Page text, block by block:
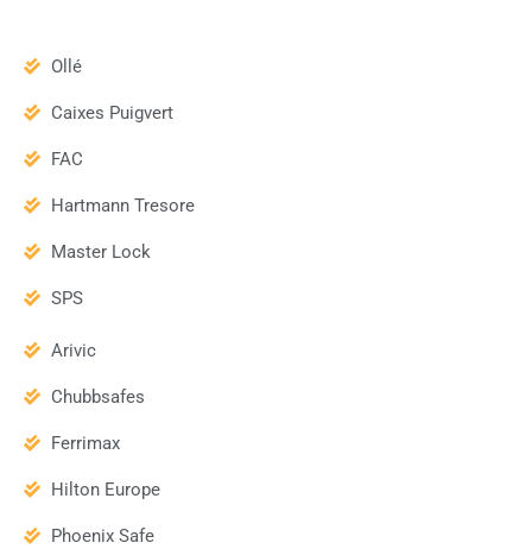
Ollé
Caixes Puigvert
FAC
Hartmann Tresore
Master Lock
SPS
Arivic
Chubbsafes
Ferrimax
Hilton Europe
Phoenix Safe